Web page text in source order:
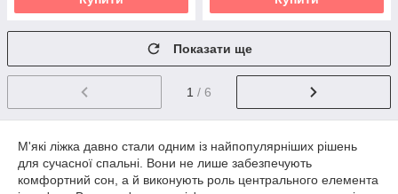
Показати ще
1 / 6
М'які ліжка давно стали одним із найпопулярніших рішень
для сучасної спальні. Вони не лише забезпечують
комфортний сон, а й виконують роль центрального елемента